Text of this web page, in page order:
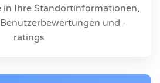
in Ihre Standortinformationen,
und -
ratings